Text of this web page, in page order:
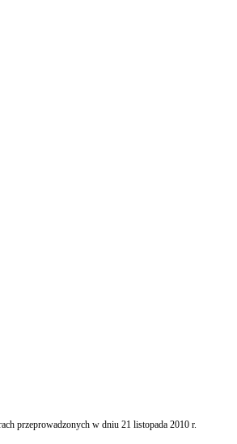
przeprowadzonych w dniu 21 listopada 2010 r.